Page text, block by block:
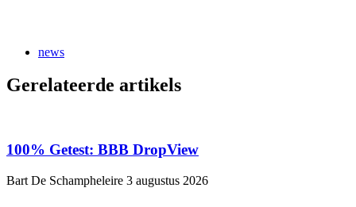
news
Gerelateerde artikels
100% Getest: BBB DropView
Bart De Schampheleire 3 augustus 2026